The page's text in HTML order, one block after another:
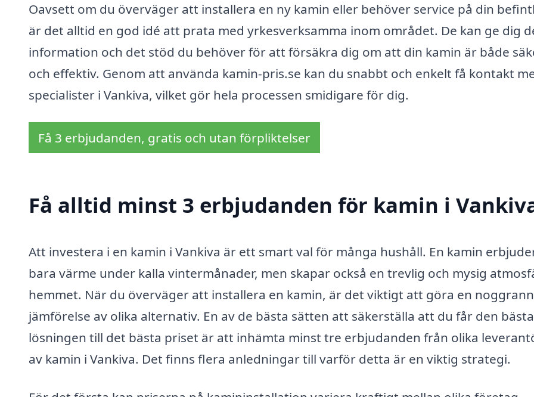
Oavsett om du överväger att installera en ny kamin eller behöver service på din
är det alltid en god idé att prata med yrkesverksamma inom området. De kan ge dig
information och det stöd du behöver för att försäkra dig om att din kamin är både
och effektiv. Genom att använda kamin-pris.se kan du snabbt och enkelt få kontakt
specialister i Vankiva, vilket gör hela processen smidigare för dig.
Få 3 erbjudanden, gratis och utan förpliktelser
Få alltid minst 3 erbjudanden för kamin i
Att investera i en kamin i Vankiva är ett smart val för många hushåll. En kamin
bara värme under kalla vintermånader, men skapar också en trevlig och mysig
hemmet. När du överväger att installera en kamin, är det viktigt att göra en noggrann
jämförelse av olika alternativ. En av de bästa sätten att säkerställa att du får den bästa
lösningen till det bästa priset är att inhämta minst tre erbjudanden från olika
av kamin i Vankiva. Det finns flera anledningar till varför detta är en viktig strategi.